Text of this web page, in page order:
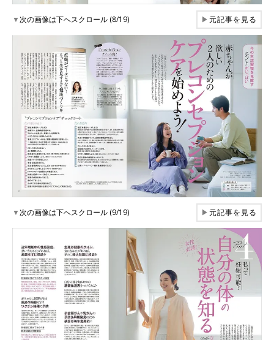
▼次の画像は下へスクロール (8/19) ▶元記事を見る
▼次の画像は下へスクロール (9/19) ▶元記事を見る